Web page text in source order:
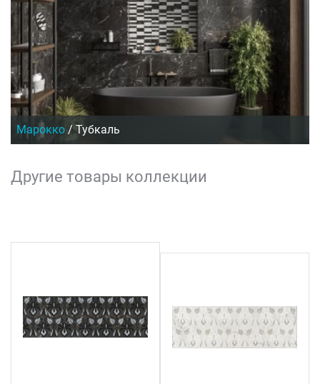
Марокко / Тубкаль
Другие товары коллекции